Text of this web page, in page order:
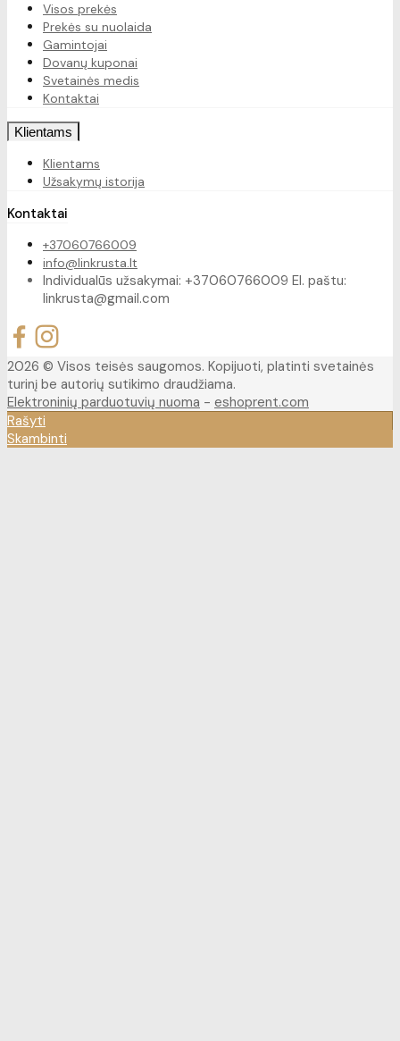
Visos prekės
Prekės su nuolaida
Gamintojai
Dovanų kuponai
Svetainės medis
Kontaktai
Klientams
Klientams
Užsakymų istorija
Kontaktai
+37060766009
info@linkrusta.lt
Individualūs užsakymai: +37060766009 El. paštu:
linkrusta@gmail.com
2026 © Visos teisės saugomos. Kopijuoti, platinti svetainės
turinį be autorių sutikimo draudžiama.
Elektroninių parduotuvių nuoma - eshoprent.com
Rašyti
Skambinti